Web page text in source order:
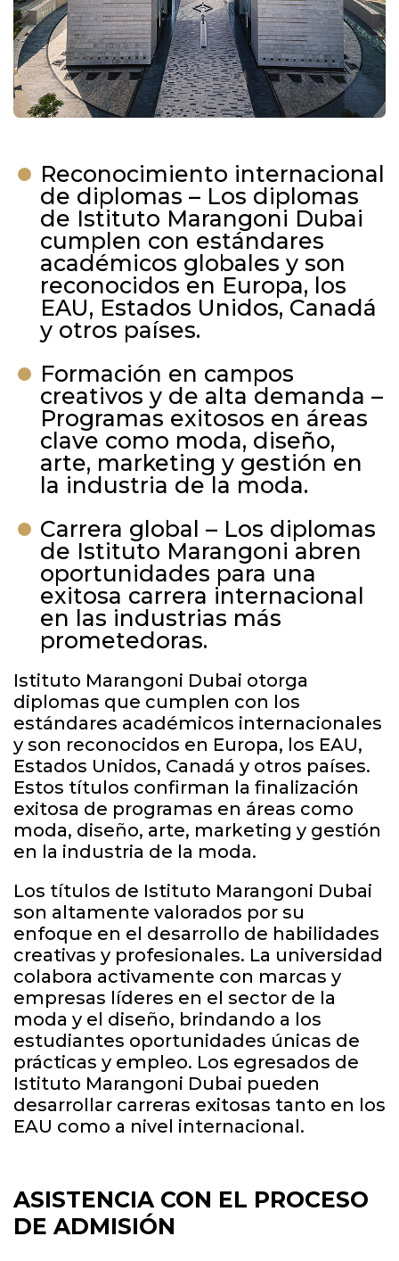
Reconocimiento internacional
de diplomas – Los diplomas
de Istituto Marangoni Dubai
cumplen con estándares
académicos globales y son
reconocidos en Europa, los
EAU, Estados Unidos, Canadá
y otros países.
Formación en campos
creativos y de alta demanda –
Programas exitosos en áreas
clave como moda, diseño,
arte, marketing y gestión en
la industria de la moda.
Carrera global – Los diplomas
de Istituto Marangoni abren
oportunidades para una
exitosa carrera internacional
en las industrias más
prometedoras.
Istituto Marangoni Dubai otorga
diplomas que cumplen con los
estándares académicos internacionales
y son reconocidos en Europa, los EAU,
Estados Unidos, Canadá y otros países.
Estos títulos confirman la finalización
exitosa de programas en áreas como
moda, diseño, arte, marketing y gestión
en la industria de la moda.
Los títulos de Istituto Marangoni Dubai
son altamente valorados por su
enfoque en el desarrollo de habilidades
creativas y profesionales. La universidad
colabora activamente con marcas y
empresas líderes en el sector de la
moda y el diseño, brindando a los
estudiantes oportunidades únicas de
prácticas y empleo. Los egresados de
Istituto Marangoni Dubai pueden
desarrollar carreras exitosas tanto en los
EAU como a nivel internacional.
ASISTENCIA CON EL PROCESO
DE ADMISIÓN